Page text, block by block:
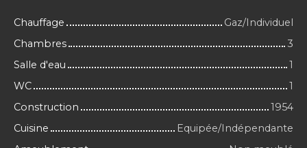
Chauffage
Gaz/Individuel
Chambres
3
Salle d'eau
1
WC
1
Construction
1954
Cuisine
Equipée/Indépendante